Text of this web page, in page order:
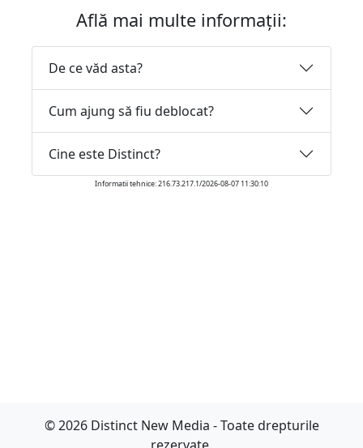
Află mai multe informații:
De ce văd asta?
Cum ajung să fiu deblocat?
Cine este Distinct?
Informatii tehnice: 216.73.217.1/2026-08-07 11:30:10
© 2026 Distinct New Media - Toate drepturile